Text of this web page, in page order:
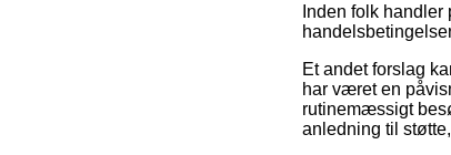
Inden folk
Et andet forslag
har været en
rutinemæssigt
anledning til